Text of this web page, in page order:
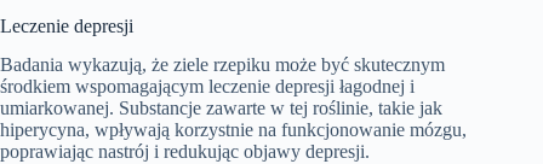
Leczenie depresji
Badania wykazują, że ziele rzepiku może być skutecznym
środkiem wspomagającym leczenie depresji łagodnej i
umiarkowanej. Substancje zawarte w tej roślinie, takie jak
hiperycyna, wpływają korzystnie na funkcjonowanie mózgu,
poprawiając nastrój i redukując objawy depresji.